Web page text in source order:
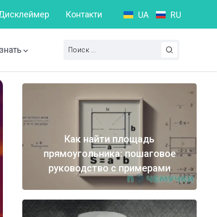
такое пунктуационная ошибка? Слова на букву А:
Контакти UA RU
Как найти площадь
прямоугольника: пошаговое
руководство с примерами